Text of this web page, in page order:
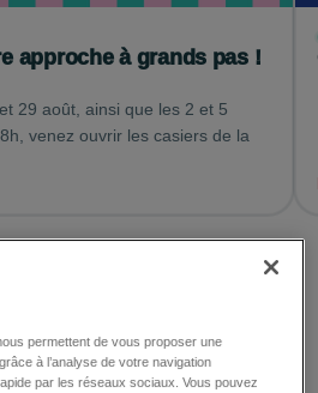
approche à grands pas !
29 août, ainsi que les 2 et 5
venez ouvrir les casiers de la
promotions
permettent de vous proposer une
à l’analyse de votre navigation
par les réseaux sociaux. Vous pouvez